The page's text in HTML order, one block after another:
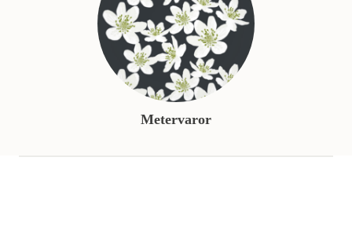
Metervaror